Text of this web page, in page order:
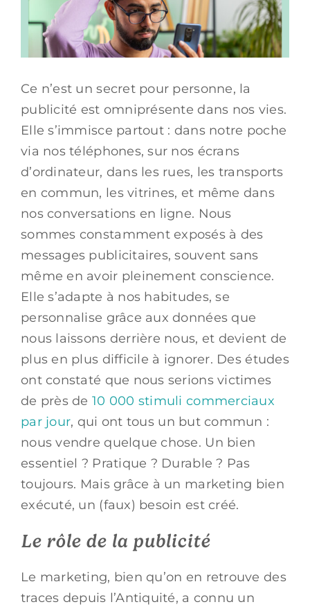
Ce n’est un secret pour personne, la
publicité est omniprésente dans nos vies.
Elle s’immisce partout : dans notre poche
via nos téléphones, sur nos écrans
d’ordinateur, dans les rues, les transports
en commun, les vitrines, et même dans
nos conversations en ligne. Nous
sommes constamment exposés à des
messages publicitaires, souvent sans
même en avoir pleinement conscience.
Elle s’adapte à nos habitudes, se
personnalise grâce aux données que
nous laissons derrière nous, et devient de
plus en plus difficile à ignorer. Des études
ont constaté que nous serions victimes
de près de 10 000 stimuli commerciaux
par jour, qui ont tous un but commun :
nous vendre quelque chose. Un bien
essentiel ? Pratique ? Durable ? Pas
toujours. Mais grâce à un marketing bien
exécuté, un (faux) besoin est créé.
Le rôle de la publicité
Le marketing, bien qu’on en retrouve des
traces depuis l’Antiquité, a connu un